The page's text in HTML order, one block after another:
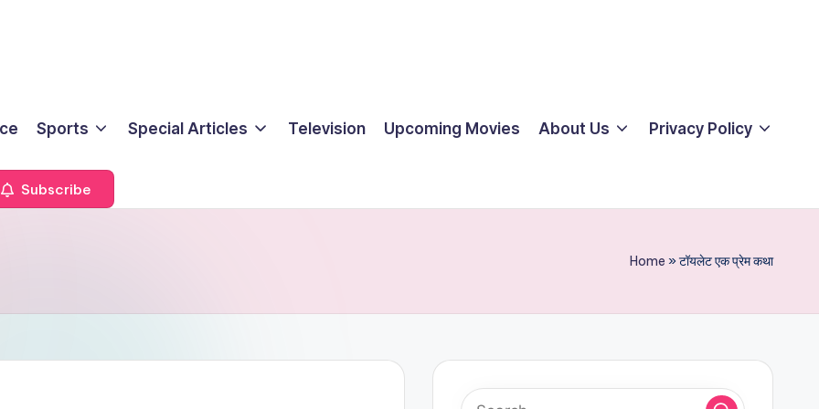
Sports Special Articles Television Upcoming Movies About Us Privacy Policy
Subscribe
Home »टॉयलेट एक प्रेम कथा